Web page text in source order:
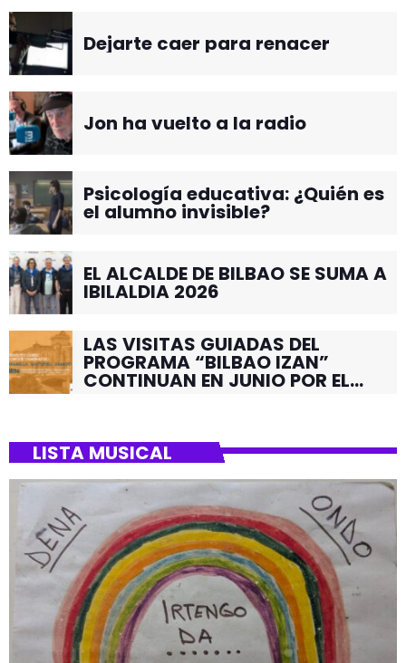
Dejarte caer para renacer
Jon ha vuelto a la radio
Psicología educativa: ¿Quién es
el alumno invisible?
EL ALCALDE DE BILBAO SE SUMA A
IBILALDIA 2026
LAS VISITAS GUIADAS DEL
PROGRAMA “BILBAO IZAN”
CONTINUAN EN JUNIO POR EL
LISTA MUSICAL